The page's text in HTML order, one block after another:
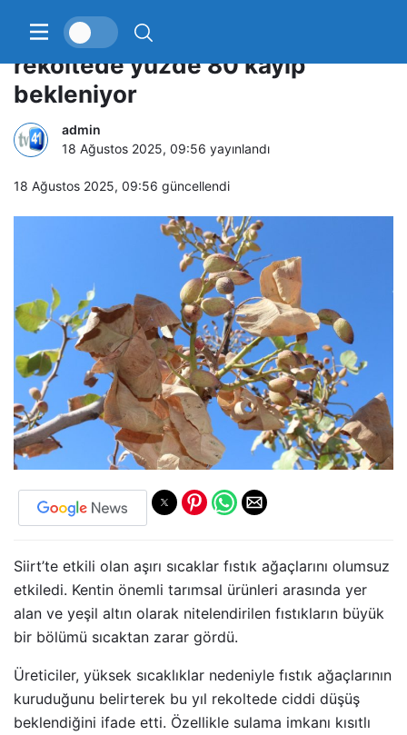
Aşırı sıcaklar Siirt fıstığını vurdu;
rekoltede yüzde 80 kayıp
bekleniyor
admin
18 Ağustos 2025, 09:56 yayınlandı
18 Ağustos 2025, 09:56 güncellendi
Siirt’te etkili olan aşırı sıcaklar fıstık ağaçlarını olumsuz
etkiledi. Kentin önemli tarımsal ürünleri arasında yer
alan ve yeşil altın olarak nitelendirilen fıstıkların büyük
bir bölümü sıcaktan zarar gördü.
Üreticiler, yüksek sıcaklıklar nedeniyle fıstık ağaçlarının
kuruduğunu belirterek bu yıl rekoltede ciddi düşüş
beklendiğini ifade etti. Özellikle sulama imkanı kısıtlı